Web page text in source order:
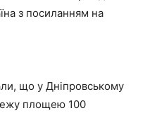
з посиланням на
що у Дніпровському
площею 100